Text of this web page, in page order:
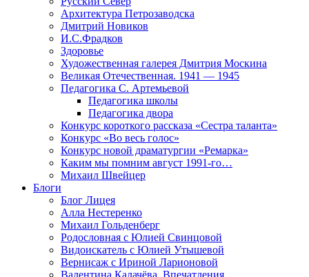
Архитектура Петрозаводска
Дмитрий Новиков
И.С.Фрадков
Здоровье
Художественная галерея Дмитрия Москина
Великая Отечественная. 1941 — 1945
Педагогика С. Артемьевой
Педагогика школы
Педагогика двора
Конкурс короткого рассказа «Сестра таланта»
Конкурс «Во весь голос»
Конкурс новой драматургии «Ремарка»
Каким мы помним август 1991-го…
Михаил Швейцер
Блоги
Блог Лицея
Алла Нестеренко
Михаил Гольденберг
Родословная с Юлией Свинцовой
Видоискатель с Юлией Утышевой
Вернисаж с Ириной Ларионовой